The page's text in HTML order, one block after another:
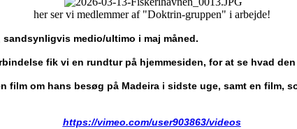
her ser vi medlemmer af "Doktrin-gruppen" i arbejde!
medio/ultimo i maj måned.
fik vi en rundtur på hjemmesiden, for at se hvad
om hans besøg på Madeira i sidste uge, samt en film,
https://vimeo.com/user903863/videos